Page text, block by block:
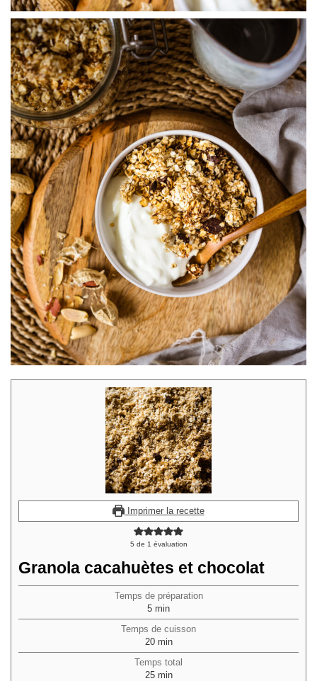
Imprimer la recette
5 de 1 évaluation
Granola cacahuètes et chocolat
Temps de préparation
5minutes
min
Temps de cuisson
20minutes
min
Temps total
25minutes
min